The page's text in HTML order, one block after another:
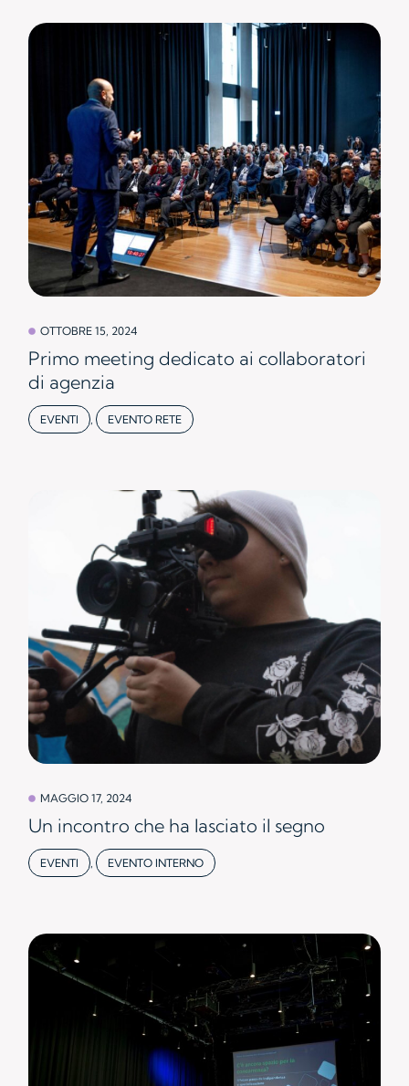
OTTOBRE 15, 2024
Primo meeting dedicato ai collaboratori
di agenzia
EVENTI , EVENTO RETE
MAGGIO 17, 2024
Un incontro che ha lasciato il segno
EVENTI , EVENTO INTERNO